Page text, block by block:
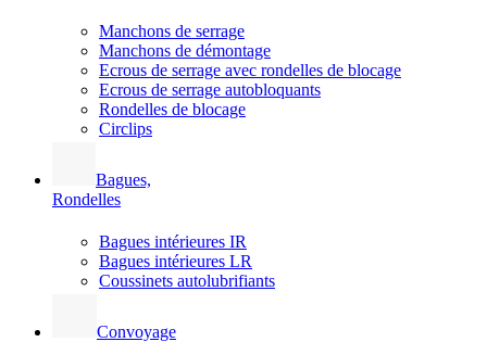
Manchons de serrage
Manchons de démontage
Ecrous de serrage avec rondelles de blocage
Ecrous de serrage autobloquants
Rondelles de blocage
Circlips
Bagues,
Rondelles
Bagues intérieures IR
Bagues intérieures LR
Coussinets autolubrifiants
Convoyage